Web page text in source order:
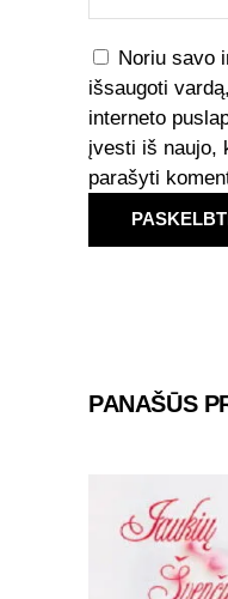
Noriu savo
išsaugoti
interneto
įvesti iš naujo,
parašyti
PANAŠŪS